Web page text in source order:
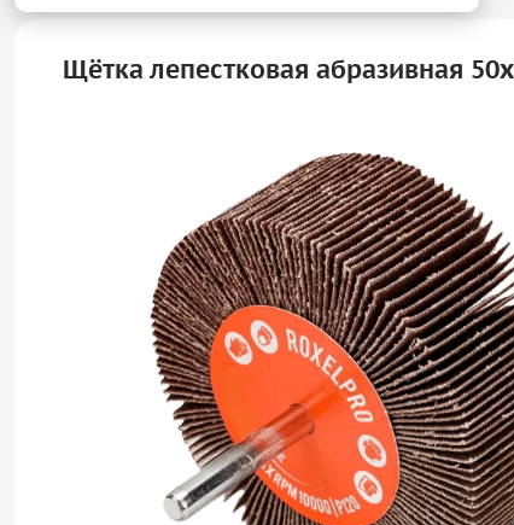
Щётка лепестковая абразивная